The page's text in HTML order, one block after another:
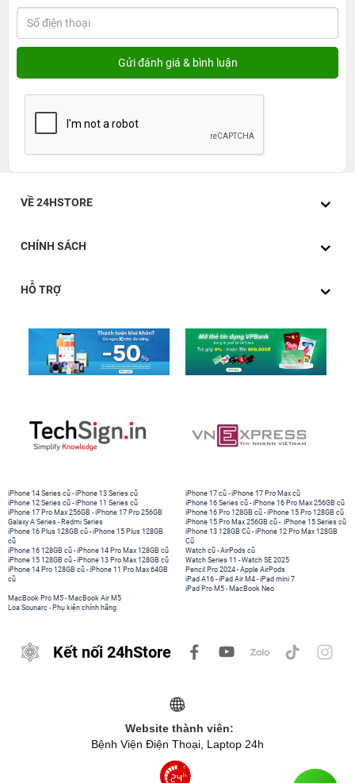
VỀ 24HSTORE
CHÍNH SÁCH
HỖ TRỢ
iPhone 14 Series cũ -iPhone 13 Series cũ
iPhone 12 Series cũ -iPhone 11 Series cũ
iPhone 17 Pro Max 256GB -iPhone 17 Pro 256GB
Galaxy A Series - Redmi Series
iPhone 17 cũ -iPhone 17 Pro Max cũ
iPhone 16 Series cũ - iPhone 16 Pro Max 256GB cũ
iPhone 16 Pro 128GB cũ -iPhone 15 Pro 128GB cũ
iPhone 15 Pro Max 256GB cũ - iPhone 15 Series cũ
iPhone 16 Plus 128GB cũ -iPhone 15 Plus 128GB
cũ
iPhone 16 128GB cũ -iPhone 14 Pro Max 128GB cũ
iPhone 15 128GB cũ -iPhone 13 Pro Max 128GB cũ
iPhone 14 Pro 128GB cũ -iPhone 11 Pro Max 64GB
cũ
iPhone 13 128GB Cũ -iPhone 12 Pro Max 128GB
Cũ
Watch cũ -AirPods cũ
Watch Series 11 -Watch SE 2025
Pencil Pro 2024 -Apple AirPods
iPad A16 -iPad Air M4 -iPad mini 7
iPad Pro M5 - MacBook Neo
MacBook Pro M5 - MacBook Air M5
Loa Sounarc - Phụ kiện chính hãng
Kết nối 24hStore
Website thành viên:
Bệnh Viện Điện Thoại, Laptop 24h